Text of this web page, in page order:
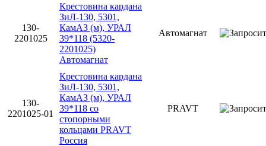
130-
2201025
Крестовина кардана
ЗиЛ-130, 5301,
КамАЗ (м), УРАЛ
39*118 (5320-
2201025)
Автомагнат
Автомагнат
130-
2201025-01
Крестовина кардана
ЗиЛ-130, 5301,
КамАЗ (м), УРАЛ
39*118 со
стопорными
кольцами PRAVT
Россия
PRAVT